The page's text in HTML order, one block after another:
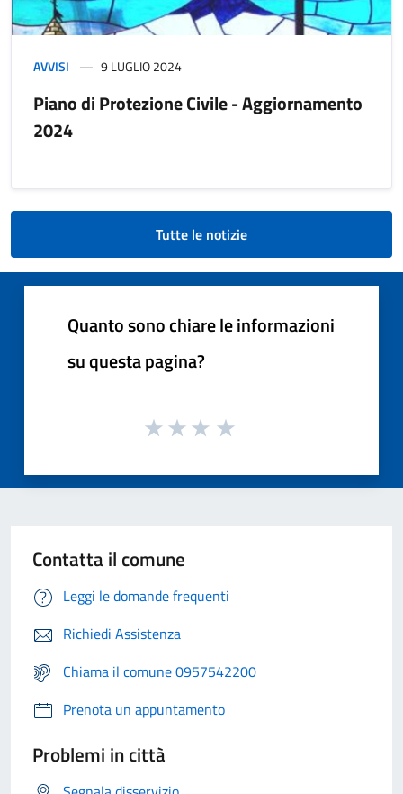
AVVISI 9 LUGLIO 2024
Piano di Protezione Civile - Aggiornamento
2024
Tutte le notizie
Quanto sono chiare le informazioni
su questa pagina?
Contatta il comune
Leggi le domande frequenti
Richiedi Assistenza
Chiama il comune 0957542200
Prenota un appuntamento
Problemi in città